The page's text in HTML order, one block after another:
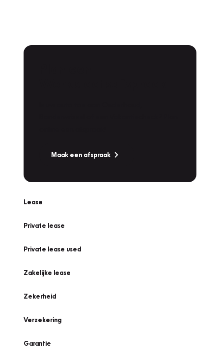
Maak een afspraak
Lease
Private lease
Private lease used
Zakelijke lease
Zekerheid
Verzekering
Garantie